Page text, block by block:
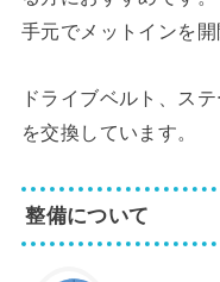
手元でメットインを開
ドライブベルト、ス
を交換しています。
整備について